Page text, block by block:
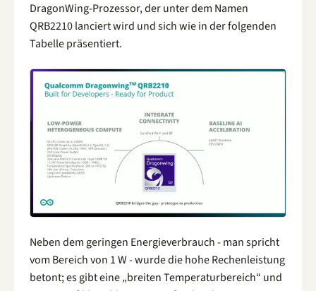
DragonWing-Prozessor, der unter dem Namen
QRB2210 lanciert wird und sich wie in der folgenden
Tabelle präsentiert.
Neben dem geringen Energieverbrauch - man spricht
vom Bereich von 1 W - wurde die hohe Rechenleistung
betont; es gibt eine „breiten Temperaturbereich“ und